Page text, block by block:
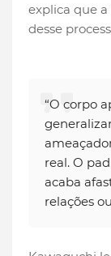
explica que
desse
“O corpo
real. O
acaba
relações